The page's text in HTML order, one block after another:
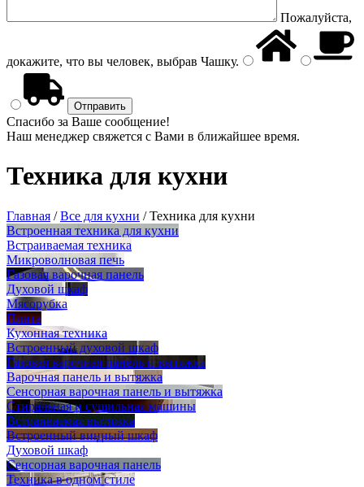
Пожалуйста,
докажите, что вы человек, выбрав Чашку.
Спасибо за Ваше сообщение!
Наш менеджер свяжется с Вами в ближайшее время.
Техника для кухни
Главная /Все для кухни /Техника для кухни
Встроенная техника для кухни
Встраиваемая техника
Микроволновая печь
Газовая варочная панель
Духовой шкаф
Мясорубка
Плита
Кухонная техника
Встроенный духовой шкаф
Газовая варочная панель и вытяжка
Варочная панель и вытяжка
Сенсорная варочная панель и вытяжка
Стиральная и сушильная машины
Встраиваемая вытяжка
Встроенный винный шкаф
Духовой шкаф
Сенсорная варочная панель
Техника в одном стиле